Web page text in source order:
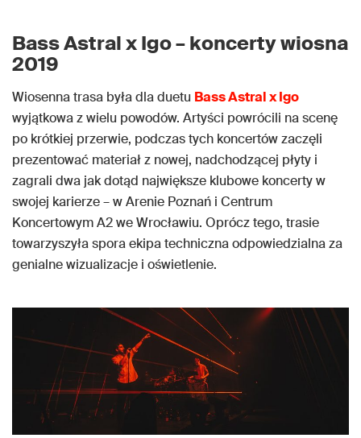
Bass Astral x Igo – koncerty wiosna
2019
Wiosenna trasa była dla duetu Bass Astral x Igo
wyjątkowa z wielu powodów. Artyści powrócili na scenę
po krótkiej przerwie, podczas tych koncertów zaczęli
prezentować materiał z nowej, nadchodzącej płyty i
zagrali dwa jak dotąd największe klubowe koncerty w
swojej karierze – w Arenie Poznań i Centrum
Koncertowym A2 we Wrocławiu. Oprócz tego, trasie
towarzyszyła spora ekipa techniczna odpowiedzialna za
genialne wizualizacje i oświetlenie.